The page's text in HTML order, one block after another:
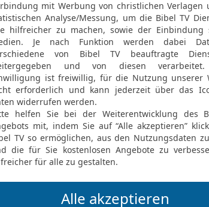
Möchtest du uns Feedback geben?
Bewertung der Bibelthek
FEEDBACK SENDEN
Livestream